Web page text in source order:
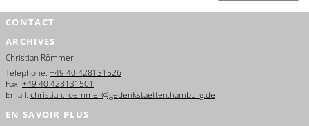
CONTACT
ARCHIVES
Christian Römmer
Téléphone: +49 40 428131526
Fax: +49 40 428131501
Email: christian.roemmer@gedenkstaetten.hamburg.de
EN SAVOIR PLUS